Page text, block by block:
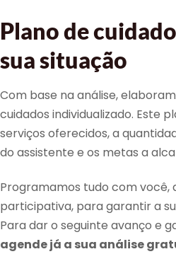
Plano de
sua situação
Com base na análise,
cuidados individualizado. Este
serviços oferecidos, a
do assistente e os metas a
Programamos tudo com
participativa, para garantir a
Para dar o seguinte avanço e
agende já a sua análise